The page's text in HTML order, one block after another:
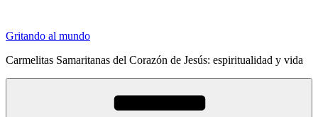
contenido
Gritando al mundo
Carmelitas Samaritanas del Corazón de Jesús: espiritualidad y vida